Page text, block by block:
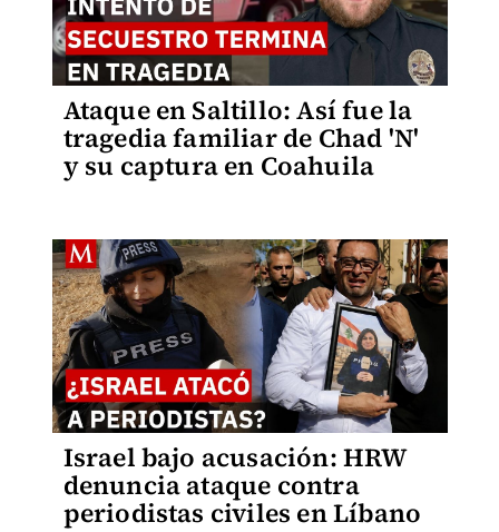
Ataque en Saltillo: Así fue la
tragedia familiar de Chad 'N'
y su captura en Coahuila
Israel bajo acusación: HRW
denuncia ataque contra
periodistas civiles en Líbano